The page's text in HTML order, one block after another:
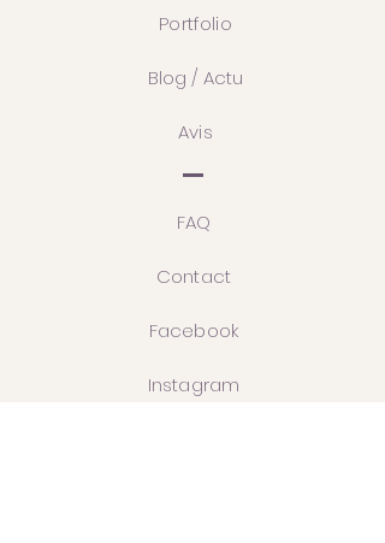
Portfolio
Blog / Actu
Avis
FAQ
Contact
Facebook
Instagram